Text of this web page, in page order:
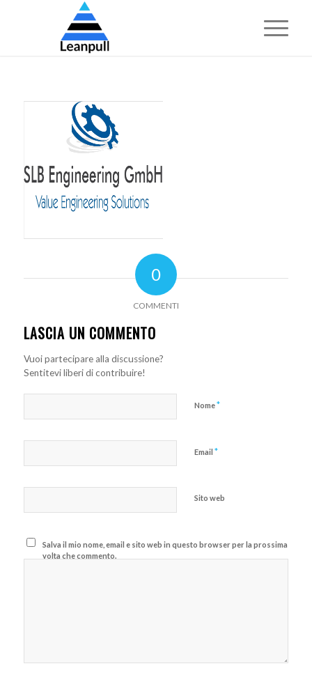
0
COMMENTI
LASCIA UN COMMENTO
Vuoi partecipare alla discussione?
Sentitevi liberi di contribuire!
Nome*
Email *
Sito web
Salva il mio nome, email e sito web in questo browser per la prossima
volta che commento.